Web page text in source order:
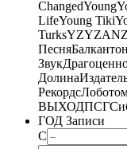
ChangedYoung
LifeYoung Tiki
TurksYZYZAN
ПесняБалкантон
Звук
Долина
Рекордс
ВЫХОДПСГ
ГОД Записи
С